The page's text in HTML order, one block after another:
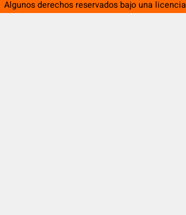
Algunos derechos reservados bajo una licencia